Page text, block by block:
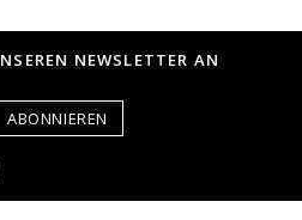
NEWSLETTER AN
ABONNIEREN